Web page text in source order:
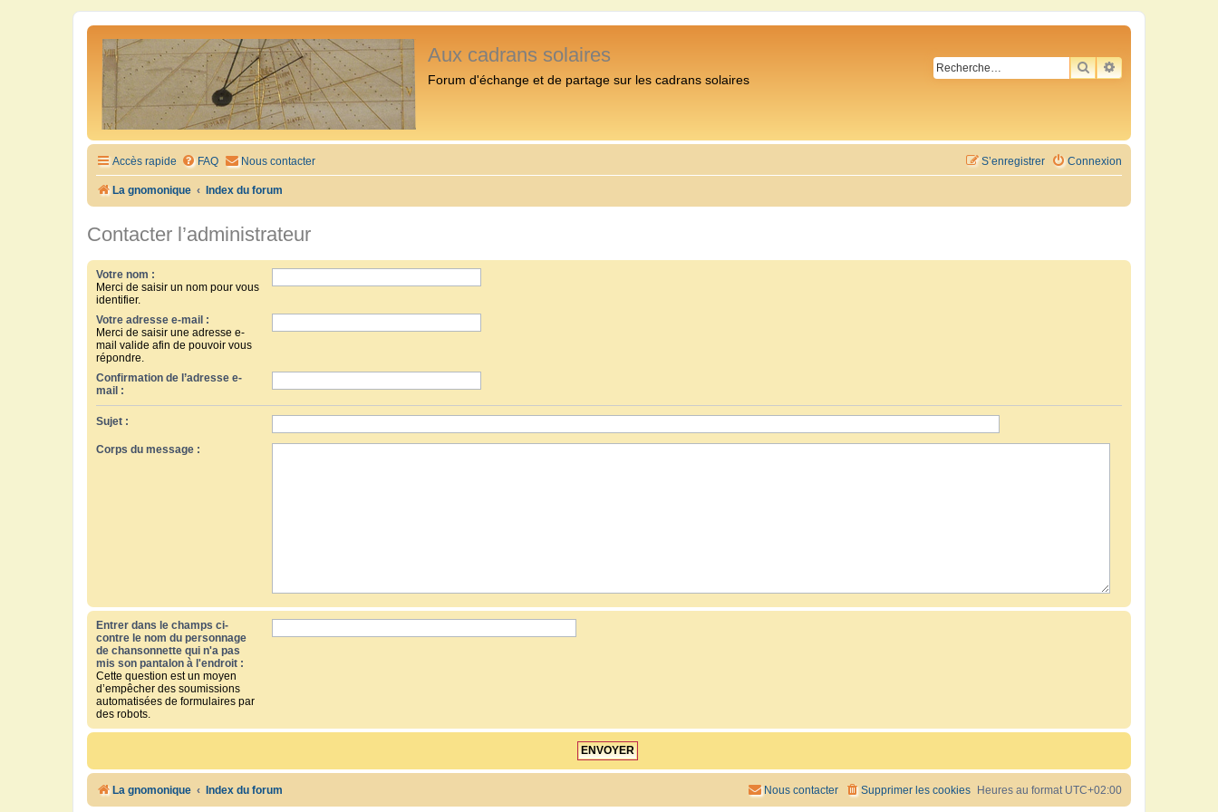
Aux cadrans solaires
Forum d'échange et de partage sur les cadrans solaires
RECHERCHER
RECHERCHE
Accès rapide FAQ Nous contacter Connexion
S’enregistrer
La gnomonique Index du forum
Contacter l’administrateur
Votre nom :
Merci de saisir un nom pour vous
identifier.
Votre adresse e-mail :
Merci de saisir une adresse e-
mail valide afin de pouvoir vous
répondre.
Confirmation de l’adresse e-
mail :
Sujet :
Corps du message :
Entrer dans le champs ci-
contre le nom du personnage
de chansonnette qui n'a pas
mis son pantalon à l'endroit :
Cette question est un moyen
d’empêcher des soumissions
automatisées de formulaires par
des robots.
La gnomonique Index du forum Heures au format UTC+02:00
Supprimer les cookies
Nous contacter